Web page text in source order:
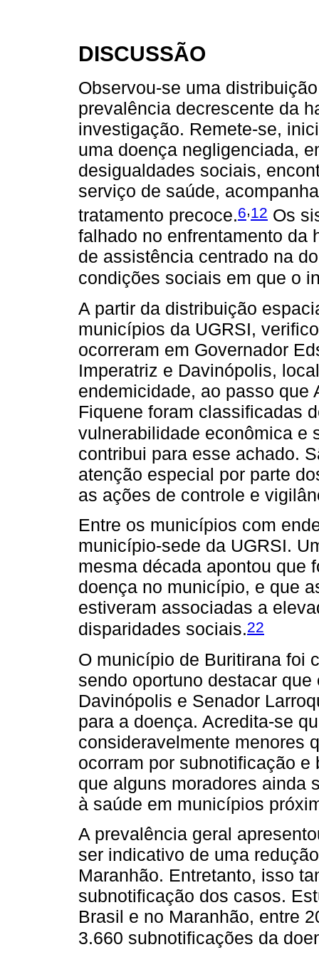
DISCUSSÃO
Observou-se uma
prevalência decrescente da
investigação. Remete-se,
uma doença negligenciada,
desigualdades sociais,
serviço de saúde,
tratamento precoce.6,12 Os
falhado no enfrentamento da
de assistência centrado na
condições sociais em que o
A partir da distribuição
municípios da UGRSI,
ocorreram em Governador
Imperatriz e Davinópolis,
endemicidade, ao passo que
Fiquene foram classificadas
vulnerabilidade econômica e
contribui para esse achado.
atenção especial por parte
as ações de controle e
Entre os municípios com
município-sede da UGRSI.
mesma década apontou que
doença no município, e que
estiveram associadas a
disparidades sociais.22
O município de Buritirana foi
sendo oportuno destacar
Davinópolis e Senador
para a doença. Acredita-se
consideravelmente menores
ocorram por subnotificação
que alguns moradores ainda
à saúde em municípios
A prevalência geral
ser indicativo de uma
Maranhão. Entretanto, isso
subnotificação dos casos.
Brasil e no Maranhão, entre
3.660 subnotificações da